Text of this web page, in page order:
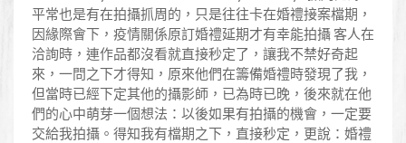
平常也是有在拍攝抓周的，只是往往卡在婚禮接案檔期，
因緣際會下，疫情關係原訂婚禮延期才有幸能拍攝 客人在
洽詢時，連作品都沒看就直接秒定了，讓我不禁好奇起
來，一問之下才得知，原來他們在籌備婚禮時發現了我，
但當時已經下定其他的攝影師，已為時已晚，後來就在他
們的心中萌芽一個想法：以後如果有拍攝的機會，一定要
交給我拍攝。得知我有檔期之下，直接秒定，更說：婚禮